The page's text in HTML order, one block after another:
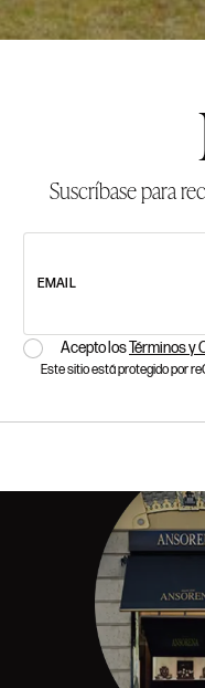
Suscríbase para
EMAIL
Acepto losTérminos y
Este sitio está protegido por